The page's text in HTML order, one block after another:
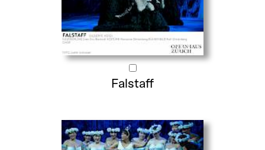
Falstaff